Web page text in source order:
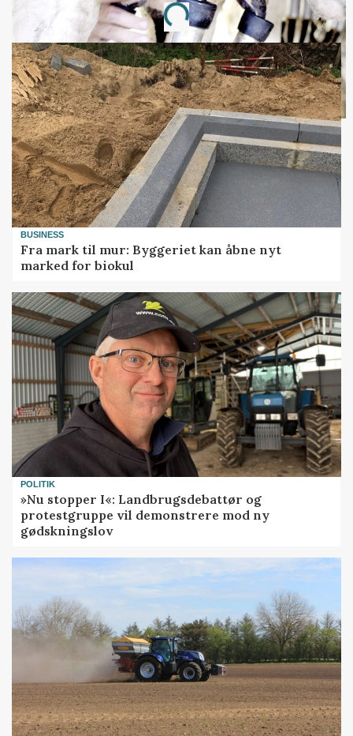
Loading...
BUSINESS
Fra mark til mur: Byggeriet kan åbne nyt
marked for biokul
POLITIK
»Nu stopper I«: Landbrugsdebattør og
protestgruppe vil demonstrere mod ny
gødskningslov